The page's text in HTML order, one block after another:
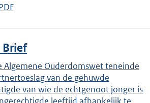
Brief
Algemene Ouderdomswet teneinde
van de gehuwde
van wie de echtgenoot jonger is